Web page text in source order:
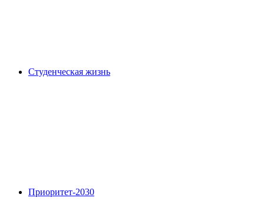
Студенческая жизнь
Приоритет-2030